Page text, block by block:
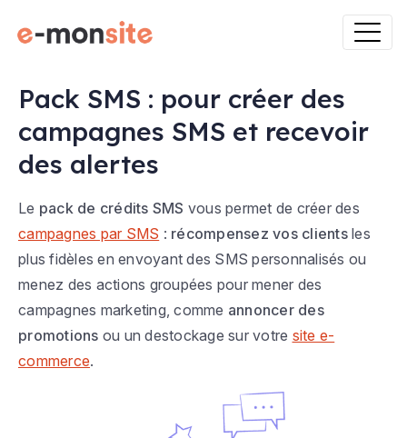
Pack SMS : pour créer des
campagnes SMS et recevoir
des alertes
Le pack de crédits SMS vous permet de créer des
campagnes par SMS : récompensez vos clientsles
plus fidèles en envoyant des SMS personnalisés ou
menez des actions groupées pour mener des
campagnes marketing, comme annoncer des
promotions ou un destockage sur votre site e-
commerce.